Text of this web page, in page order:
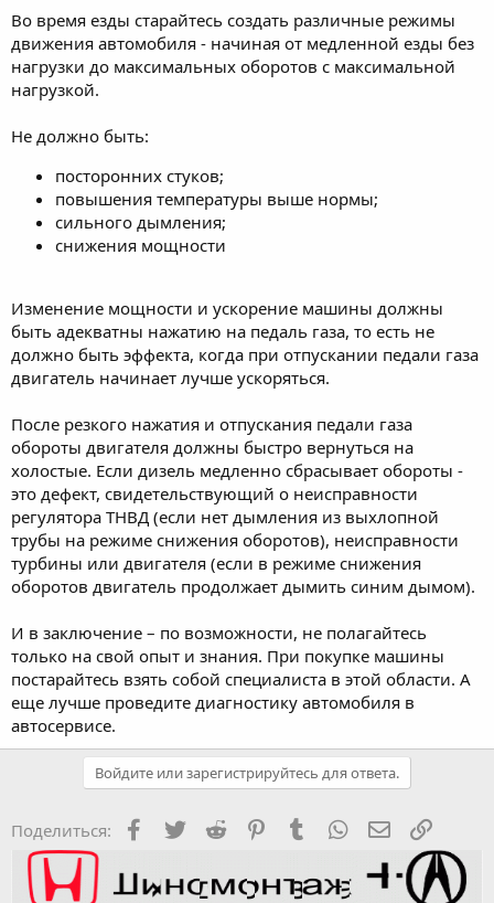
Во время езды старайтесь создать различные режимы
движения автомобиля - начиная от медленной езды без
нагрузки до максимальных оборотов с максимальной
нагрузкой.
Не должно быть:
посторонних стуков;
повышения температуры выше нормы;
сильного дымления;
снижения мощности
Изменение мощности и ускорение машины должны
быть адекватны нажатию на педаль газа, то есть не
должно быть эффекта, когда при отпускании педали газа
двигатель начинает лучше ускоряться.
После резкого нажатия и отпускания педали газа
обороты двигателя должны быстро вернуться на
холостые. Если дизель медленно сбрасывает обороты -
это дефект, свидетельствующий о неисправности
регулятора ТНВД (если нет дымления из выхлопной
трубы на режиме снижения оборотов), неисправности
турбины или двигателя (если в режиме снижения
оборотов двигатель продолжает дымить синим дымом).
И в заключение – по возможности, не полагайтесь
только на свой опыт и знания. При покупке машины
постарайтесь взять собой специалиста в этой области. А
еще лучше проведите диагностику автомобиля в
автосервисе.
Войдите или зарегистрируйтесь для ответа.
Поделиться: Facebook
TwitterReddit PinterestTumblr WhatsApp Ссылка